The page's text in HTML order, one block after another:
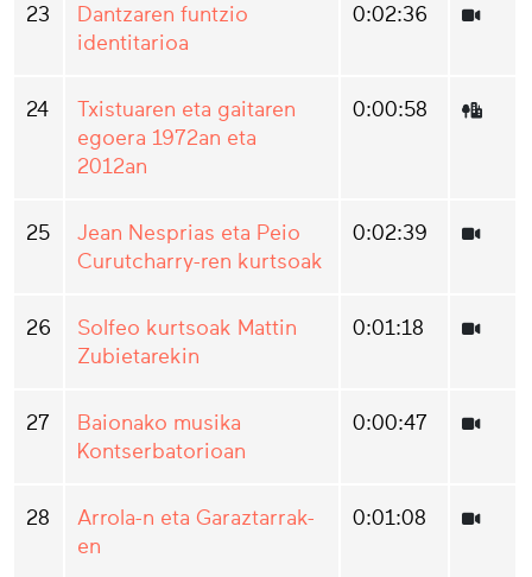
23
Dantzaren funtzio
identitarioa
0:02:36
24
Txistuaren eta gaitaren
egoera 1972an eta
2012an
0:00:58
25
Jean Nesprias eta Peio
Curutcharry-ren kurtsoak
0:02:39
26
Solfeo kurtsoak Mattin
Zubietarekin
0:01:18
27
Baionako musika
Kontserbatorioan
0:00:47
28
Arrola-n eta Garaztarrak-
en
0:01:08